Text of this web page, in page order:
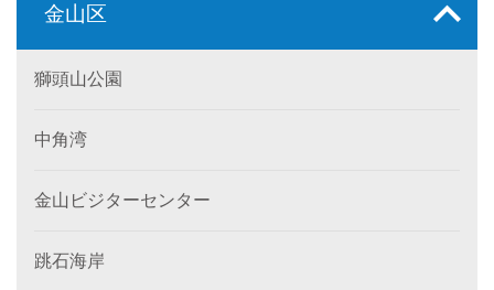
金山区
獅頭山公園
中角湾
金山ビジターセンター
跳石海岸